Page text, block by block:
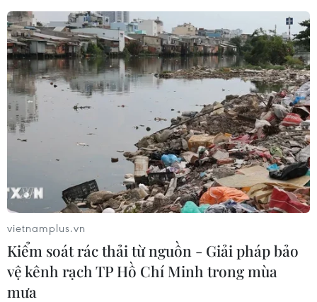
#thuế #thủ tục hải quan #Hải Phòng
#Cục Thuế
#VCCI
#Bộ Tài chính Anh
Theo dõi VietnamPlus
vietnamplus.vn
Kiểm soát rác thải từ nguồn - Giải pháp bảo
vệ kênh rạch TP Hồ Chí Minh trong mùa
mưa